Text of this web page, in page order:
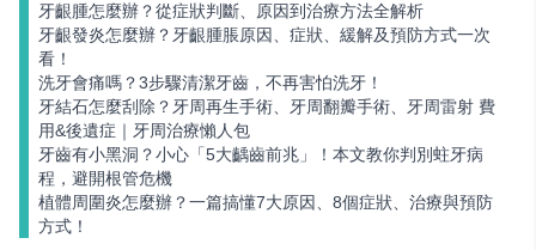
牙齦腫怎麼辦？從症狀判斷、原因到治療方法全解析
牙齦發炎怎麼辦？牙齦腫脹原因、症狀、緩解及預防方式一次
看！
洗牙會痛嗎？3步驟清潔牙齒，不再害怕洗牙！
牙結石怎麼刮除？牙周再生手術、牙周翻瓣手術、牙周雷射 費
用&後遺症｜牙周治療懶人包
牙齒有小黑洞？小心「5大齲齒前兆」！本文教你判別蛀牙病
程，避開根管危機
植體周圍炎怎麼辦？一篇搞懂7大原因、8個症狀、治療與預防
方式！